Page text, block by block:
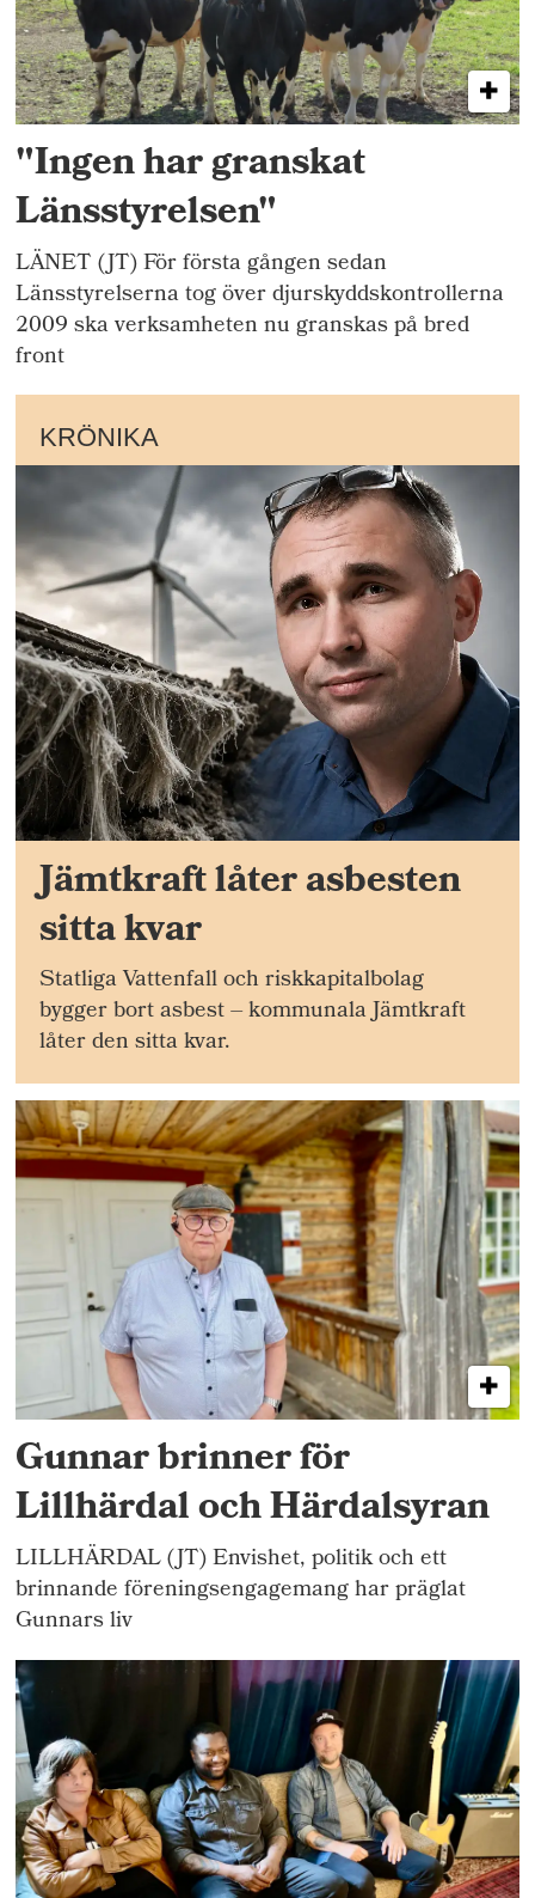
"Ingen har granskat
Länsstyrelsen"
LÄNET (JT) För första gången sedan
Länsstyrelserna tog över djurskyddskontrollerna
2009 ska verksamheten nu granskas på bred
front
KRÖNIKA
Jämtkraft låter asbesten
sitta kvar
Statliga Vattenfall och riskkapitalbolag
bygger bort asbest – kommunala Jämtkraft
låter den sitta kvar.
Gunnar brinner för
Lillhärdal och Härdalsyran
LILLHÄRDAL (JT) Envishet, politik och ett
brinnande föreningsengagemang har präglat
Gunnars liv